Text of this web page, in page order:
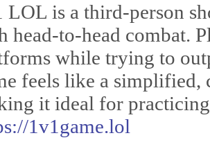
LOL is a third-person
head-to-head combat.
while trying to
feels like a
it ideal for
1v1game.lol